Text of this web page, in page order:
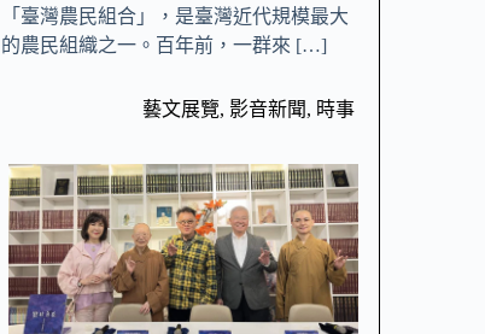
「臺灣農民組合」，是臺灣近代規模最大
的農民組織之一。百年前，一群來 […]
藝文展覽, 影音新聞, 時事